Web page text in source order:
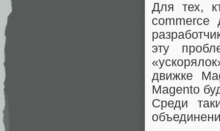
Для тех,
commerce
эту
движке
Magento
Среди